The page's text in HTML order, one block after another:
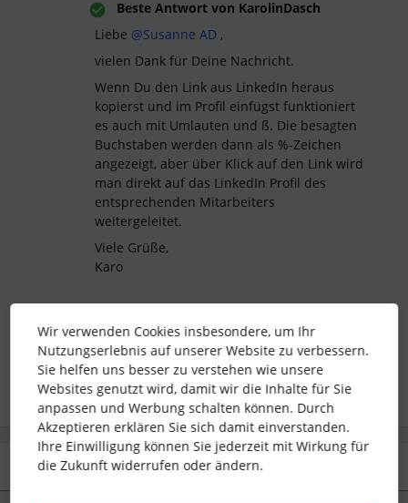
Beste Antwort von KarolinDasch
Liebe @Susanne AD ,
vielen Dank für Deine Nachricht.
Wenn Du den Link aus LinkedIn heraus
kopierst und im Profil einfügst funktioniert
es auch mit Umlauten und ß. Die besagten
Buchstaben werden dann als %-Zeichen
angezeigt, aber über Klick auf den Link wird
man direkt auf das LinkedIn Profil des
entsprechenden Mitarbeiters
weitergeleitet.
Viele Grüße,
Karo
linkedin url
1 Antwort
Wir verwenden Cookies insbesondere, um Ihr
Nutzungserlebnis auf unserer Website zu verbessern.
Sie helfen uns besser zu verstehen wie unsere
Websites genutzt wird, damit wir die Inhalte für Sie
anpassen und Werbung schalten können. Durch
Akzeptieren erklären Sie sich damit einverstanden.
Ihre Einwilligung können Sie jederzeit mit Wirkung für
die Zukunft widerrufen oder ändern.